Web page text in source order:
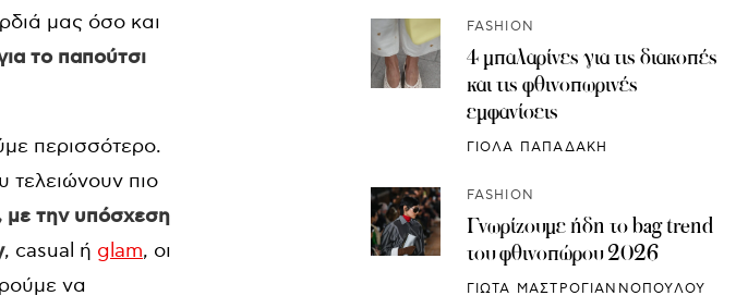
μας όσο και
το παπούτσι
περισσότερο.
τελειώνουν πιο
με την υπόσχεση
, casual ή glam, οι
να
FASHION
4 μπαλαρίνες για τις διακοπές
και τις φθινοπωρινές
εμφανίσεις
ΓΙΟΛΑ ΠΑΠΑΔΑΚΗ
FASHION
Γνωρίζουμε ήδη το bag trend
του φθινοπώρου 2026
ΓΙΩΤΑ ΜΑΣΤΡΟΓΙΑΝΝΟΠΟΥΛΟΥ